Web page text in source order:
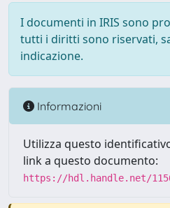
I documenti in IRIS sono
tutti i diritti sono riservati,
indicazione.
Informazioni
Utilizza questo
link a questo documento:
https://hdl.handle.net/